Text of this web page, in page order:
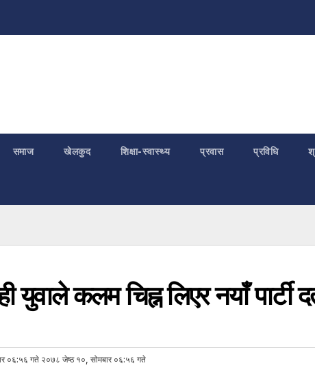
समाज खेलकुद शिक्षा-स्वास्थ्य प्रवास प्रविधि
कलम चिह्न लिएर नयाँ पार्टी
०६:५६ गते २०७८ जेष्ठ १०, सोमबार ०६:५६ गते